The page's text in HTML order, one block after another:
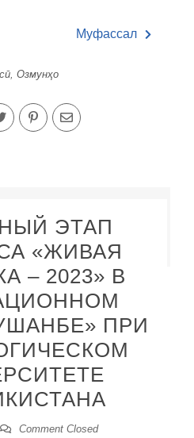
Муфассал
, Озмунҳо
ЭТАП
«ЖИВАЯ
– 2023» В
ПРИ
Comment Closed